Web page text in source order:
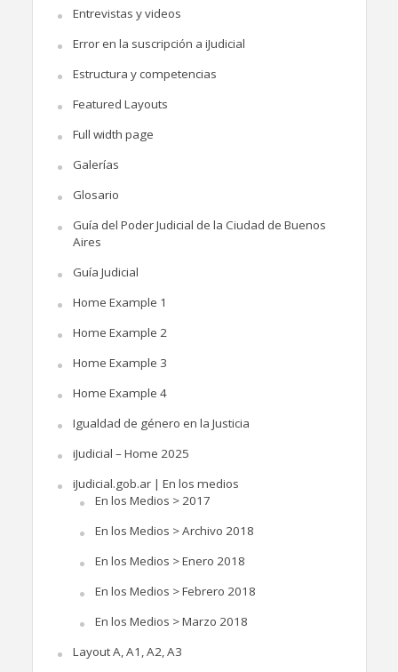
Entrevistas y videos
Error en la suscripción a iJudicial
Estructura y competencias
Featured Layouts
Full width page
Galerías
Glosario
Guía del Poder Judicial de la Ciudad de Buenos
Aires
Guía Judicial
Home Example 1
Home Example 2
Home Example 3
Home Example 4
Igualdad de género en la Justicia
iJudicial – Home 2025
iJudicial.gob.ar | En los medios
En los Medios > 2017
En los Medios > Archivo 2018
En los Medios > Enero 2018
En los Medios > Febrero 2018
En los Medios > Marzo 2018
Layout A, A1, A2, A3